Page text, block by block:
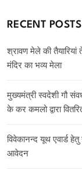
RECENT POSTS
श्रावण मेले की
मंदिर का भव्य मेला
मुख्यमंत्री स्वदेशी गौ
के कर कमलो द्वारा
विवेकानन्द यूथ एवार्ड
आवेदन